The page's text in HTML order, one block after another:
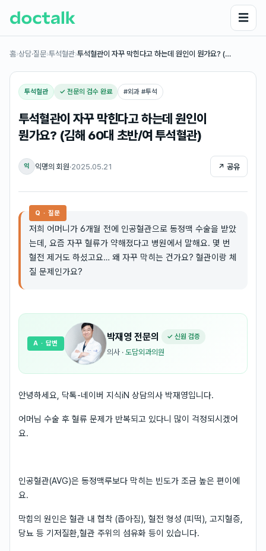
☰
홈›상담·질문›투석혈관›투석혈관이 자꾸 막힌다고 하는데 원인이 뭔가요? (…
투석혈관 ✓ 전문의 검수 완료 #외과 #투석
투석혈관이 자꾸 막힌다고 하는데 원인이
뭔가요? (김해 60대 초반/여 투석혈관)
익 익명의 회원·2025.05.21 ↗ 공유
Q · 질문
저희 어머니가 6개월 전에 인공혈관으로 동정맥 수술을 받았
는데, 요즘 자꾸 혈류가 약해졌다고 병원에서 말해요. 몇 번
혈전 제거도 하셨고요… 왜 자꾸 막히는 건가요? 혈관이랑 체
질 문제인가요?
박재영 전문의 ✓ 신원 검증
의사 · 도담외과의원
A · 답변
안녕하세요, 닥톡-네이버 지식iN 상담의사 박재영입니다.
어머님 수술 후 혈류 문제가 반복되고 있다니 많이 걱정되시겠어
요.
인공혈관(AVG)은 동정맥루보다 막히는 빈도가 조금 높은 편이에
요.
막힘의 원인은 혈관 내 협착 (좁아짐), 혈전 형성 (피떡), 고지혈증,
당뇨 등 기저질환,혈관 주위의 섬유화 등이 있습니다.